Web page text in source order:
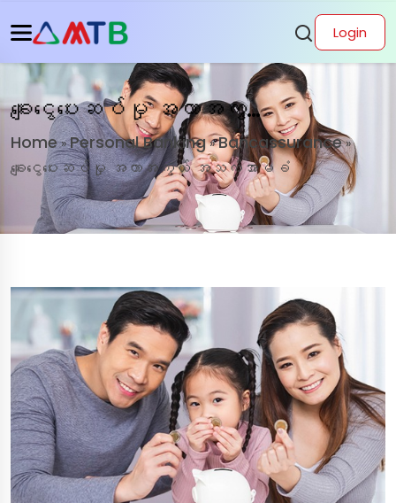
Login
ချေးငွေပေးဆပ်မှု အကာအကွယ် အသက်အာမခံ
Home»Personal Banking»Bancassurance»
ချေးငွေပေးဆပ်မှု အကာအကွယ် အသက်အာမခံ